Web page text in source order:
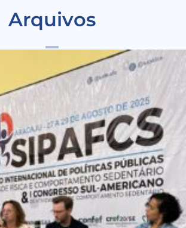
Arquivos